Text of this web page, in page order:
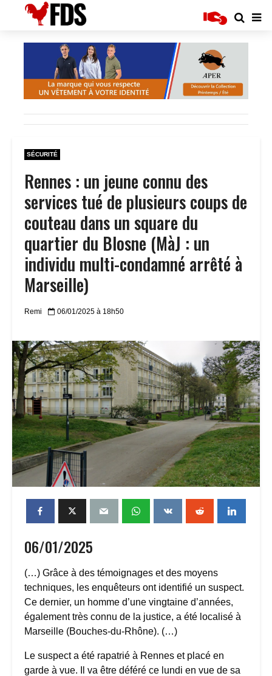
SÉCURITÉ
Rennes : un jeune connu des
services tué de plusieurs coups de
couteau dans un square du
quartier du Blosne (MàJ : un
individu multi-condamné arrêté à
Marseille)
Remi 06/01/2025 à 18h50
06/01/2025
(…) Grâce à des témoignages et des moyens
techniques, les enquêteurs ont identifié un suspect.
Ce dernier, un homme d’une vingtaine d’années,
également très connu de la justice, a été localisé à
Marseille (Bouches-du-Rhône). (…)
Le suspect a été rapatrié à Rennes et placé en
garde à vue. Il va être déféré ce lundi en vue de sa